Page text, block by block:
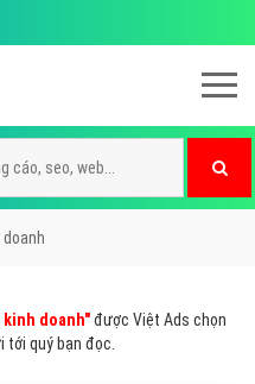
kinh doanh"được Việt Ads chọn
tới quý bạn đọc.